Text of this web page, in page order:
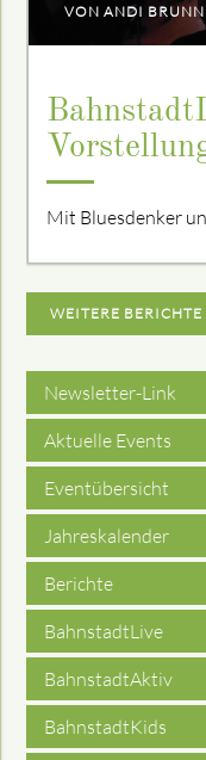
VON ANDI
Mit Bluesdenker
WEITERE BERICHTE
Newsletter-Link
Aktuelle Events
Eventübersicht
Jahreskalender
Berichte
BahnstadtLive
BahnstadtAktiv
BahnstadtKids